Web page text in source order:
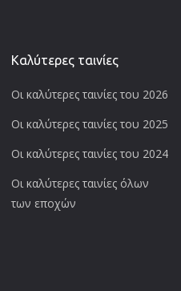
Καλύτερες ταινίες
Οι καλύτερες ταινίες του 2026
Οι καλύτερες ταινίες του 2025
Οι καλύτερες ταινίες του 2024
Οι καλύτερες ταινίες όλων
των εποχών